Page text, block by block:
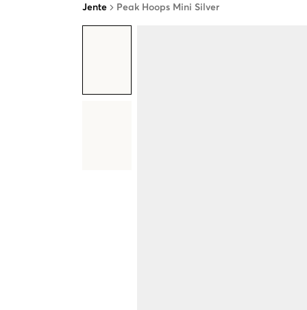
Jente Peak Hoops Mini Silver